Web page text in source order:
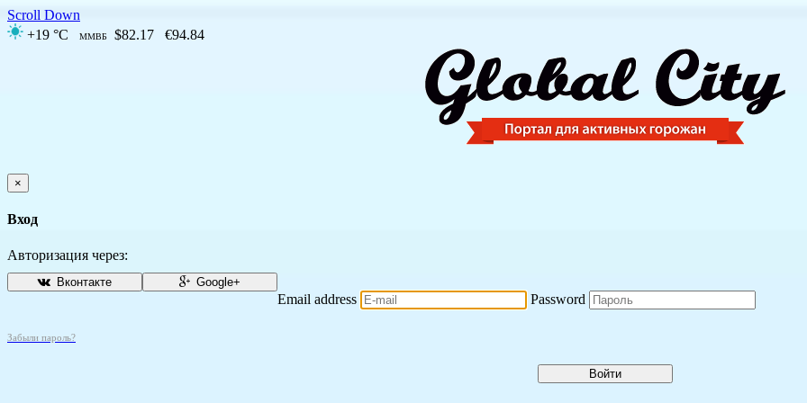
Scroll Down
+19 °C
ММВБ $82.17 €94.84
×
Вход
Авторизация через:
Вконтакте Google+
Email address Password
Забыли пароль?
Войти